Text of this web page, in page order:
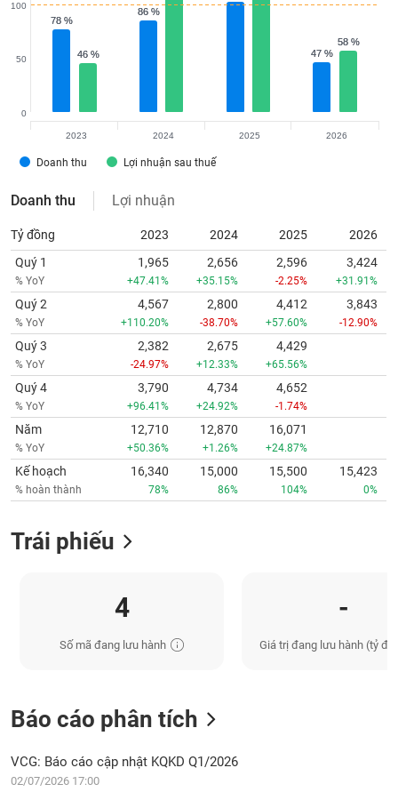
78 %
78 %
86 %
86 %
47 %
47 %
46 %
46 %
58 %
58 %
Doanh thu Lợi nhuận sau thuế
0
50
100
2023 2024 2025 2026
Doanh thu Lợi nhuận
Tỷ đồng 2023 2024 2025
2026
Quý 1
% YoY
1,965
+47.41%
2,656
+35.15%
2,596
-2.25%
3,424
+31.91%
Quý 2
% YoY
4,567
+110.20%
2,800
-38.70%
4,412
+57.60%
3,843
-12.90%
Quý 3
% YoY
2,382
-24.97%
2,675
+12.33%
4,429
+65.56%
Quý 4
% YoY
3,790
+96.41%
4,734
+24.92%
4,652
-1.74%
Năm
% YoY
12,710
+50.36%
12,870
+1.26%
16,071
+24.87%
Kế hoạch
% hoàn thành
16,340
78%
15,000
86%
15,500
104%
15,423
0%
Trái phiếu
4
Số mã đang lưu hành
-
Giá trị đang lưu hành (tỷ
Báo cáo phân tích
VCG: Báo cáo cập nhật KQKD Q1/2026
02/07/2026 17:00